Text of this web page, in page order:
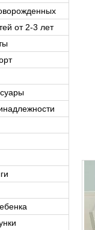
от 2-3 лет